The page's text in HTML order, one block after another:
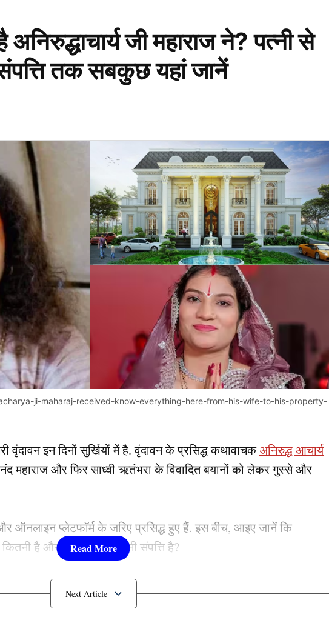
जी महाराज ने? पत्नी से
तक सबकुछ यहां जानें
ji-maharaj-received-know-everything-here-from-his-wife-to-his-property-
वृंदावन इन दिनों सुर्खियों में है. वृंदावन के प्रसिद्ध कथावाचकअनिरुद्ध आचार्य
महाराज और फिर साध्वी ऋतंभरा के विवादित बयानों को लेकर गुस्से और
ऑनलाइन प्लेटफॉर्म के जरिए प्रसिद्ध हुए हैं. इस बीच, आइए जानें कि
कितनी है और उनके पास कितनी संपत्ति है?
बाबा